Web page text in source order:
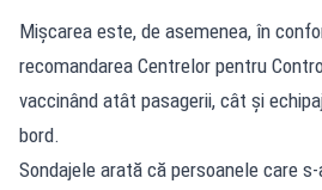
Mișcarea este, de asemenea, în
recomandarea Centrelor pentru
vaccinând atât pasagerii, cât și
bord.
Sondajele arată că persoanele care